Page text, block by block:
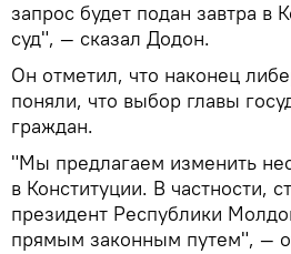
запрос будет подан завтра в
суд", — сказал Додон.
Он отметил, что наконец
поняли, что выбор главы
граждан.
"Мы предлагаем изменить
в Конституции. В частности,
президент Республики
прямым законным путем", —